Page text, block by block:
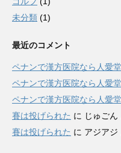
未分類 (1)
最近のコメント
ペナンで漢方医院なら人愛
ペナンで漢方医院なら人愛
ペナンで漢方医院なら人愛
賽は投げられた に じゅごん
賽は投げられた に アジアジ